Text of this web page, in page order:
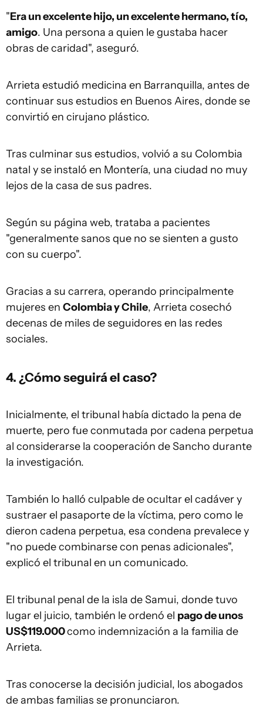
"Era un excelente hijo, un excelente hermano, tío,
amigo. Una persona a quien le gustaba hacer
obras de caridad", aseguró.
Arrieta estudió medicina en Barranquilla, antes de
continuar sus estudios en Buenos Aires, donde se
convirtió en cirujano plástico.
Tras culminar sus estudios, volvió a su Colombia
natal y se instaló en Montería, una ciudad no muy
lejos de la casa de sus padres.
Según su página web, trataba a pacientes
"generalmente sanos que no se sienten a gusto
con su cuerpo".
Gracias a su carrera, operando principalmente
mujeres en Colombia y Chile, Arrieta cosechó
decenas de miles de seguidores en las redes
sociales.
4. ¿Cómo seguirá el caso?
Inicialmente, el tribunal había dictado la pena de
muerte, pero fue conmutada por cadena perpetua
al considerarse la cooperación de Sancho durante
la investigación.
También lo halló culpable de ocultar el cadáver y
sustraer el pasaporte de la víctima, pero como le
dieron cadena perpetua, esa condena prevalece y
"no puede combinarse con penas adicionales",
explicó el tribunal en un comunicado.
El tribunal penal de la isla de Samui, donde tuvo
lugar el juicio, también le ordenó el pago de unos
US$119.000como indemnización a la familia de
Arrieta.
Tras conocerse la decisión judicial, los abogados
de ambas familias se pronunciaron.